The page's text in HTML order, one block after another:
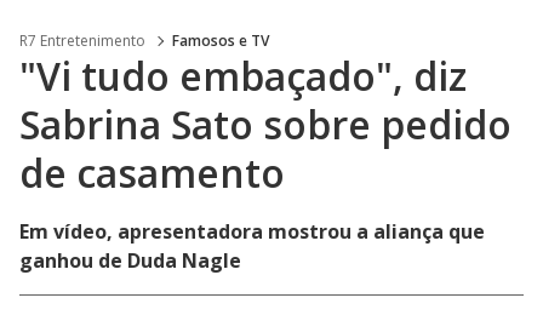
R7 Entretenimento Famosos e TV
"Vi tudo embaçado", diz
Sabrina Sato sobre pedido
de casamento
Em vídeo, apresentadora mostrou a aliança que
ganhou de Duda Nagle